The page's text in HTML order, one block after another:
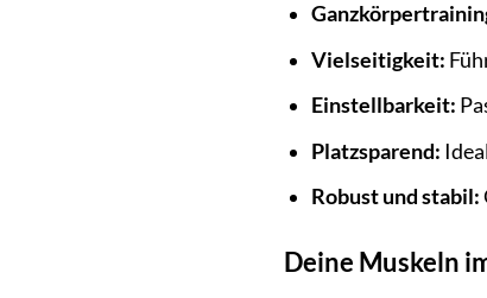
Vielseitigkeit:
Einstellbarkeit:
Platzsparend:
Robust und stabil:
Deine Muskeln